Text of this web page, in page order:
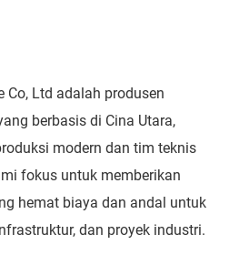
Ltd adalah produsen
berbasis di Cina Utara,
modern dan tim teknis
fokus untuk memberikan
hemat biaya dan andal untuk
dan proyek industri.